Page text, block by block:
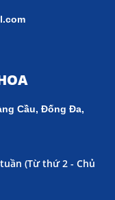
Cầu, Đống Đa,
(Từ thứ 2 - Chủ